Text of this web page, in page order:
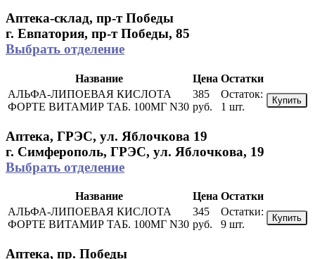
Аптека-склад, пр-т Победы
г. Евпатория, пр-т Победы, 85
Выбрать отделение
Название Цена Остатки
АЛЬФА-ЛИПОЕВАЯ КИСЛОТА
ФОРТЕ ВИТАМИР ТАБ. 100МГ N30
385
руб.
Остаток:
1 шт.
Купить
Аптека, ГРЭС, ул. Яблочкова 19
г. Симферополь, ГРЭС, ул. Яблочкова, 19
Выбрать отделение
Название Цена Остатки
АЛЬФА-ЛИПОЕВАЯ КИСЛОТА
ФОРТЕ ВИТАМИР ТАБ. 100МГ N30
345
руб.
Остатки:
9 шт.
Купить
Аптека, пр. Победы